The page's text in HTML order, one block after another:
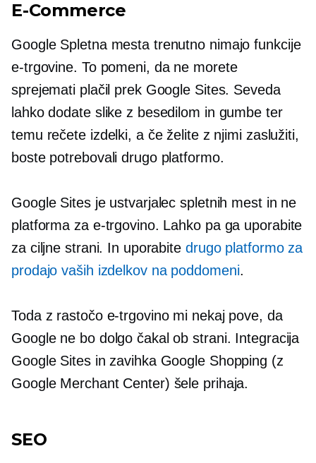
E-Commerce
Google Spletna mesta trenutno nimajo funkcije
e-trgovine. To pomeni, da ne morete
sprejemati plačil prek Google Sites. Seveda
lahko dodate slike z besedilom in gumbe ter
temu rečete izdelki, a če želite z njimi zaslužiti,
boste potrebovali drugo platformo.
Google Sites je ustvarjalec spletnih mest in ne
platforma za e-trgovino. Lahko pa ga uporabite
za ciljne strani. In uporabite drugo platformo za
prodajo vaših izdelkov na poddomeni.
Toda z rastočo e-trgovino mi nekaj pove, da
Google ne bo dolgo čakal ob strani. Integracija
Google Sites in zavihka Google Shopping (z
Google Merchant Center) šele prihaja.
SEO